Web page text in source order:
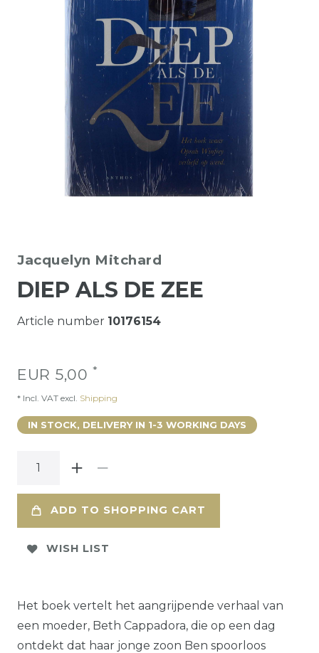
Jacquelyn Mitchard
DIEP ALS DE ZEE
Article number 10176154
EUR 5,00 *
* Incl. VAT excl. Shipping
IN STOCK, DELIVERY IN 1-3 WORKING DAYS
ADD TO SHOPPING CART
WISH LIST
Het boek vertelt het aangrijpende verhaal van
een moeder, Beth Cappadora, die op een dag
ontdekt dat haar jonge zoon Ben spoorloos